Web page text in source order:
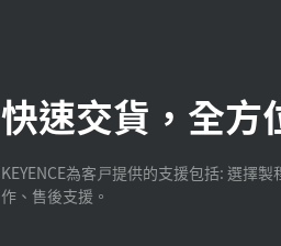
快速交貨，全方
KEYENCE為客戸提供的支援包括: 選擇
作、售後支援。